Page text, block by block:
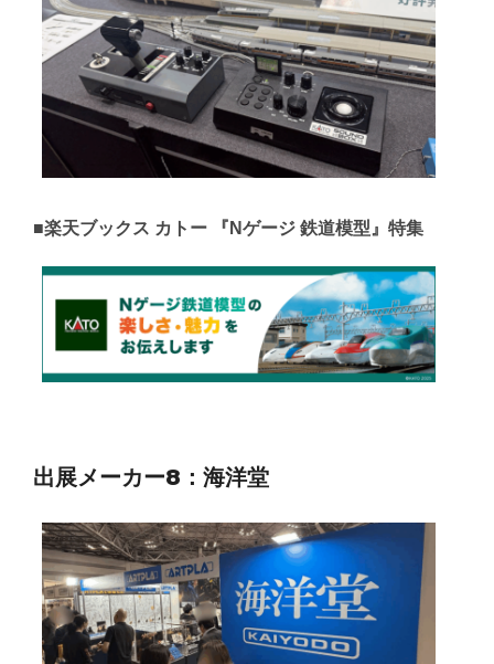
■楽天ブックス カトー 『Nゲージ 鉄道模型』特集
出展メーカー8：海洋堂